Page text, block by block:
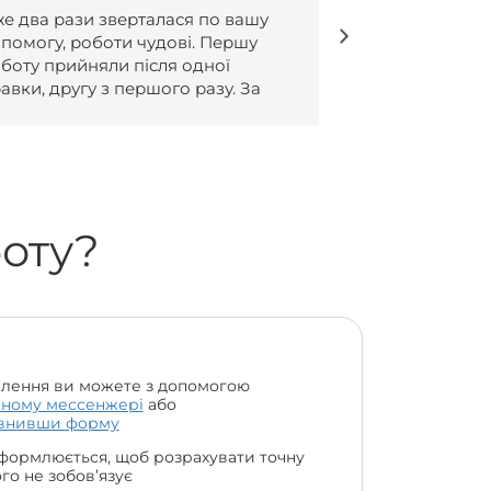
Роботи написанні чудово, все згідно
домовленостей 😍🔥
ви можете з допомогою
мессенжері або
форму
щоб розрахувати точну
не зобов’язує